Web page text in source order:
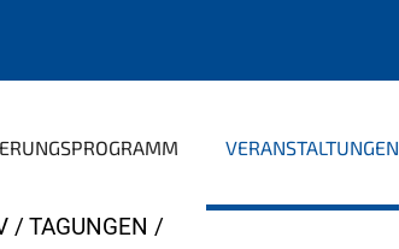
VERANSTALTUNGEN
TAGUNGEN